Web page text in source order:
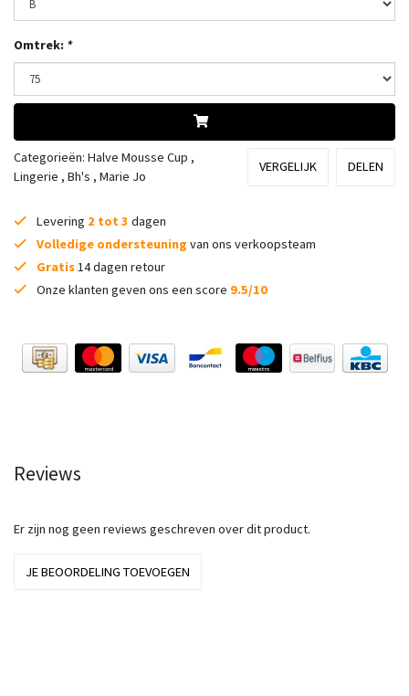
Omtrek: *
Categorieën: Halve Mousse Cup ,
Lingerie , Bh's , Marie Jo
VERGELIJK DELEN
Levering 2 tot 3 dagen
Volledige ondersteuning van ons verkoopsteam
Gratis14 dagen retour
Onze klanten geven ons een score 9.5/10
Reviews
Er zijn nog geen reviews geschreven over dit product.
JE BEOORDELING TOEVOEGEN